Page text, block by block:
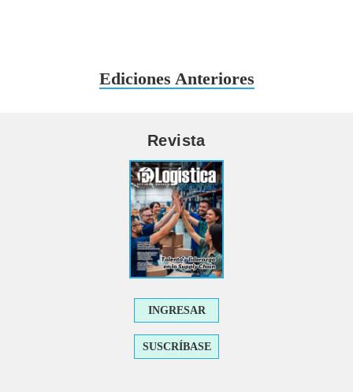
Ediciones Anteriores
Revista
INGRESAR
SUSCRÍBASE